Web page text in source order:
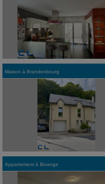
Maison à Brandenbourg
Appartement à Bivange